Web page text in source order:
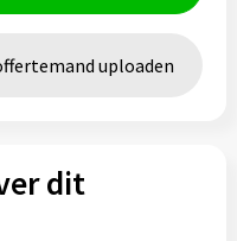
uploaden
dit